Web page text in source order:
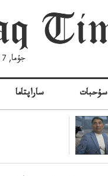
جۇما, 7 تامىز 2026
ساراپتاما سۇحبات